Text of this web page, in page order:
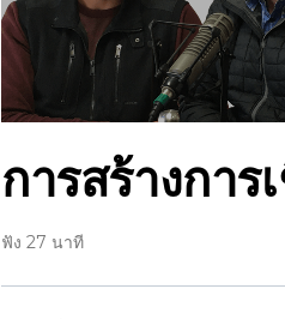
การสร้างกา
ฟัง 27 นาที